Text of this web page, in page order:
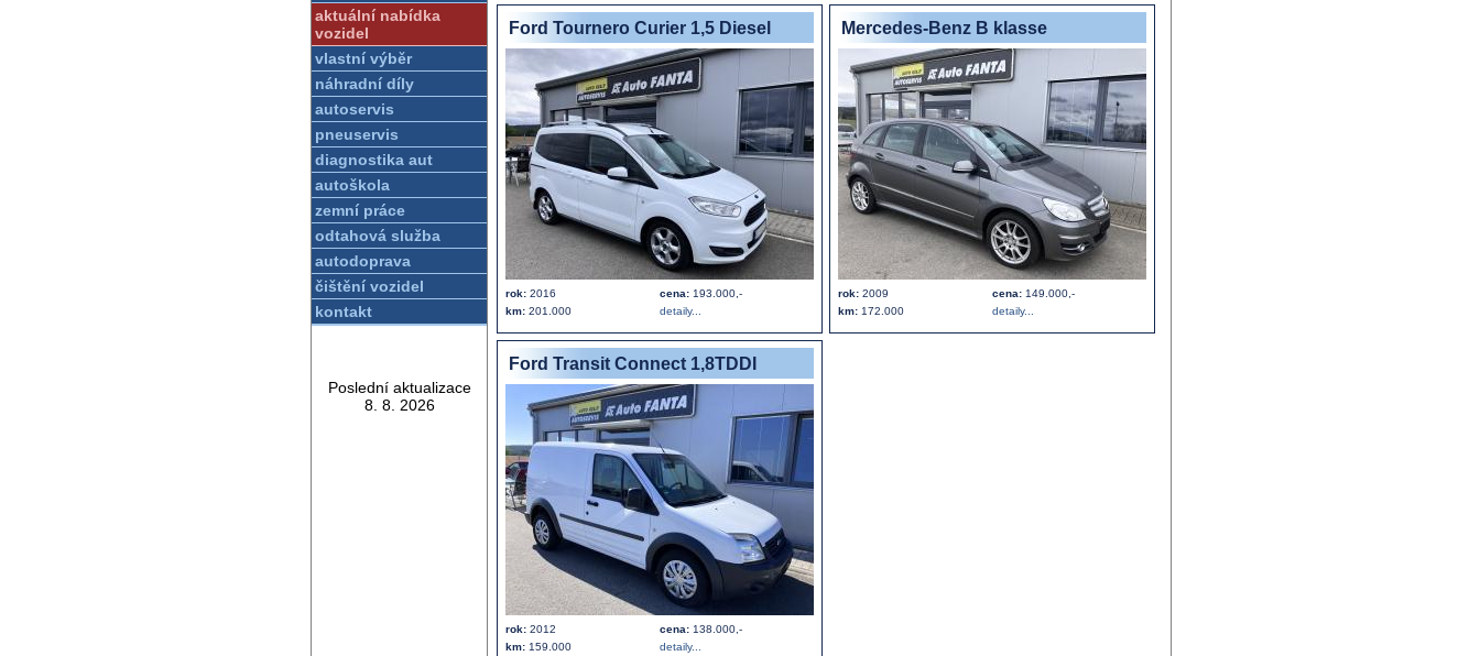
aktuální nabídka
vozidel
vlastní výběr
náhradní díly
autoservis
pneuservis
diagnostika aut
autoškola
zemní práce
odtahová služba
autodoprava
čištění vozidel
kontakt
Poslední aktualizace
8. 8. 2026
Ford Tournero Curier 1,5 Diesel
rok: 2016
km: 201.000
cena: 193.000,-
detaily...
Mercedes-Benz B klasse
rok: 2009
km: 172.000
cena: 149.000,-
detaily...
Ford Transit Connect 1,8TDDI
rok: 2012
km: 159.000
cena: 138.000,-
detaily...